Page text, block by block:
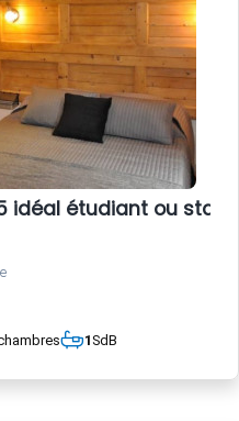
idéal étudiant ou
1SdB